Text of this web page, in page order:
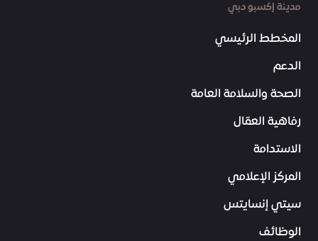
مدينة إكسبو دبي
المخطط الرئيسي
الدعم
الصحة والسلامة العامة
رفاهية العمّال
الاستدامة
المركز الإعلامي
سيتي إنسايتس
الوظائف